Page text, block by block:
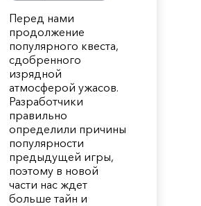
Перед нами
продолжение
популярного квеста,
сдобренного
изрядной
атмосферой ужасов.
Разработчики
правильно
определили причины
популярности
предыдущей игры,
поэтому в новой
части нас ждет
больше тайн и